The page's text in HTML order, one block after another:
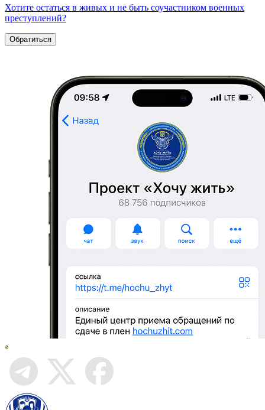
Хотите остаться в живых и не быть соучастником военных
преступлений?
Обратиться